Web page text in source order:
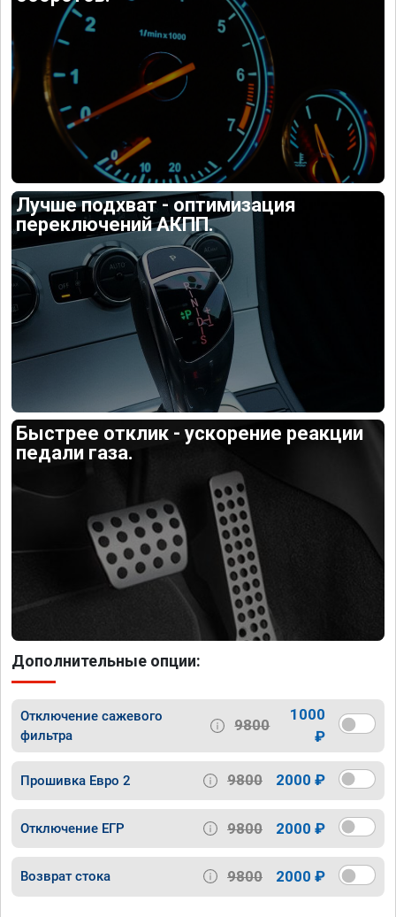
Лучше подхват - оптимизация
переключений АКПП.
Быстрее отклик - ускорение реакции
педали газа.
Дополнительные опции:
Отключение сажевого
фильтра
9800
1000
₽
Прошивка Евро 2 9800 2000 ₽
Отключение ЕГР 9800 2000 ₽
Возврат стока 9800 2000 ₽